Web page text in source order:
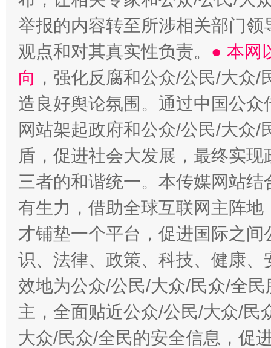
千年窑火 生生不息 一
揭开“小金库”的免责幌子
举报的内容转至所涉相关部门
观点和对其真实性负责。 ● 本网
向 ，强化反腐和公众/公民/大众
造良好舆论氛围。通过中国公
网站架起政府和公众/公民/大众
盾，促进社会大发展，最终实
三者的和谐统一。本传媒网站
有生力，借助全球互联网主阵
才铺垫一个平台，促进国际之
识、法律、政策、科技、健康
效地为公众/公民/大众/民众/全
主，全面贴近公众/公民/大众/民
大众/民众/全民的安全信息，促